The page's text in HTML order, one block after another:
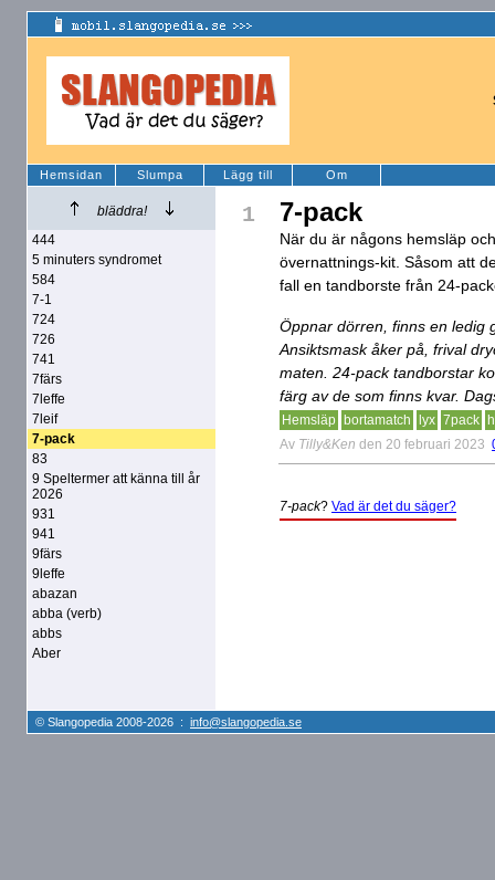
Hemsidan Slumpa Lägg till Om
bläddra!
444
5 minuters syndromet
584
7-1
724
726
741
7färs
7leffe
7leif
7-pack
83
9 Speltermer att känna till år
2026
931
941
9färs
9leffe
abazan
abba (verb)
abbs
Aber
1 7-pack
När du är någons hemsläp
övernattnings-kit. Såsom att
fall en tandborste från 24-
Öppnar dörren, finns en ledig
Ansiktsmask åker på, frival
maten. 24-pack tandborstar
färg av de som finns kvar.
Hemsläp bortamatch lyx 7pack
Av Tilly&Ken den 20 februari 2023
7-pack? Vad är det du säger?
© Slangopedia 2008-2026 : info@slangopedia.se